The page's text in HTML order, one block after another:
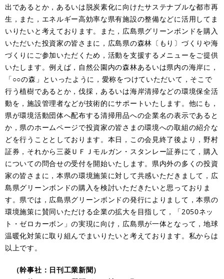
出であるとか，あるいは脱炭素化に向けたサステナブルな都市再
生，また，エネルギー高効率な県有施設の整備などに活用してま
いりたいと考えております。また，広島県グリーンボンドを購入
いただいた投資家の皆さまに，広島県の森林〔もり〕づくりや海
づくりにご参加いただくため，活動を支援するメニューをご提供
いたします。例えば，自然公園内の森林あるいは県内の海岸に，
「○○の森」といったように，愛称をつけていただいて，そこで
行う植樹であるとか，伐採，あるいは海岸清掃などの環境保全活
動を，施設管理者などが技術的にサポートいたします。他にも，
県が環境活動団体へ配布する清掃用品への企業名の表示であると
か，県のホームページで投資家の皆さまの環境への取組の紹介な
どを行うこととしております。本日，この会見終了後より，野村
証券，それから三菱ＵＦＪモルガン・スタンレー証券にて，購入
についての問合せの受付を開始いたします。県内外の多くの投資
家の皆さまに，本県の環境施策に対して共感いただきまして，広
島県グリーンボンドの購入を検討いただきたいと思っておりま
す。県では，広島県グリーンボンドの発行によりまして，本県の
環境施策に賛同いただける企業の拡大を目指して，「2050ネッ
ト・ゼロカーボン」の実現に向け，広島県が一体となって，地球
温暖化対策に取り組んでまいりたいと考えております。私からは
以上です。
（幹事社：日刊工業新聞）